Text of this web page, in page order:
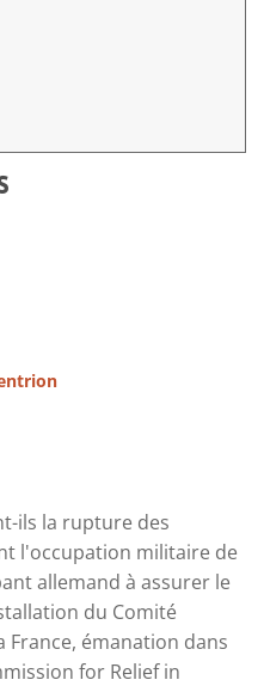
ils la rupture des
l'occupation militaire de
allemand à assurer le
du Comité
émanation dans
for Relief in